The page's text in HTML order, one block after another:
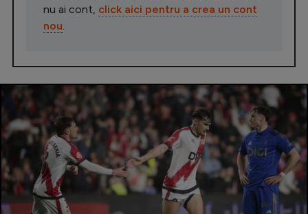
nu ai cont, click aici pentru a crea un cont
nou